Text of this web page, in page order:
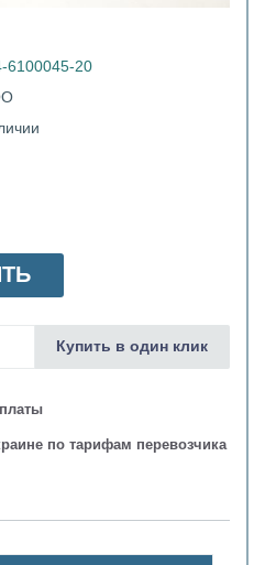
6100045-20
по тарифам перевозчика
Купить в один клик